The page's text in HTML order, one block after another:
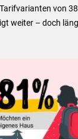
von
weiter – doch